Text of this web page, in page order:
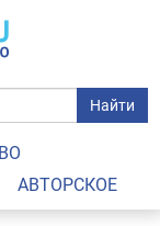
Найти
АВТОРСКОЕ